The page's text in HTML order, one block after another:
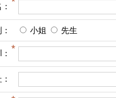
小姐 先生